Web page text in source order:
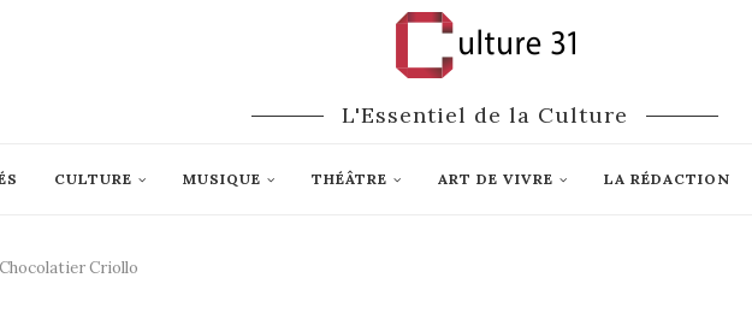
L'Essentiel de la Culture
CULTURE MUSIQUE THÉÂTRE ART DE VIVRE LA RÉDACTION
Chocolatier Criollo